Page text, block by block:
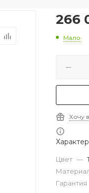
266
Мало
Хочу
Цвет —
Гарантия